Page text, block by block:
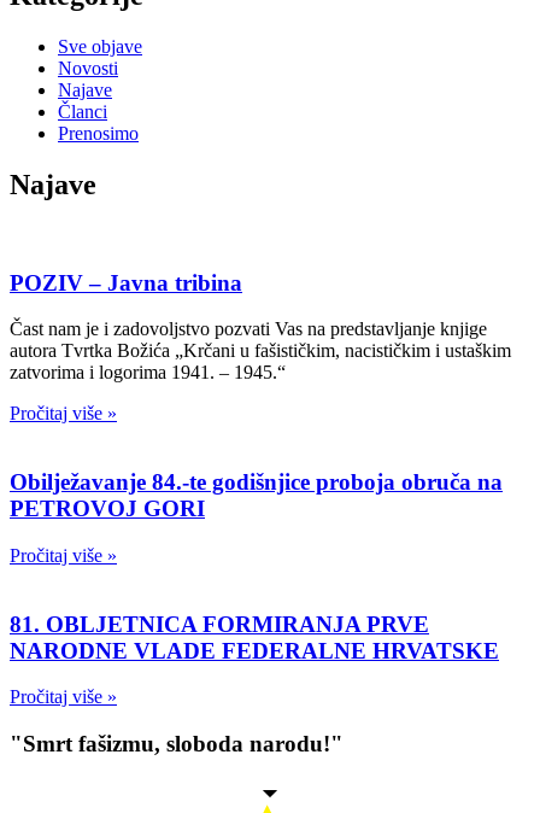
Sve objave
Novosti
Najave
Članci
Prenosimo
Najave
POZIV – Javna tribina
Čast nam je i zadovoljstvo pozvati Vas na predstavljanje knjige
autora Tvrtka Božića „Krčani u fašističkim, nacističkim i ustaškim
zatvorima i logorima 1941. – 1945.“
Pročitaj više »
Obilježavanje 84.-te godišnjice proboja obruča na
PETROVOJ GORI
Pročitaj više »
81. OBLJETNICA FORMIRANJA PRVE
NARODNE VLADE FEDERALNE HRVATSKE
Pročitaj više »
"Smrt fašizmu, sloboda narodu!"